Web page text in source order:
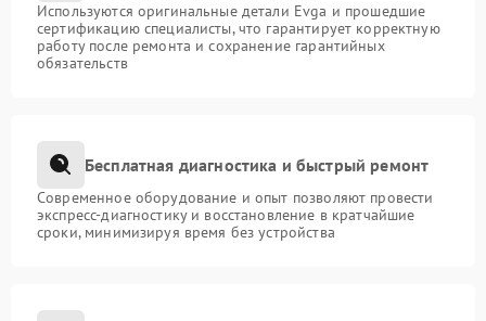
Используются оригинальные детали Evga и прошедшие
сертификацию специалисты, что гарантирует корректную
работу после ремонта и сохранение гарантийных
обязательств
Бесплатная диагностика и быстрый ремонт
Современное оборудование и опыт позволяют провести
экспресс-диагностику и восстановление в кратчайшие
сроки, минимизируя время без устройства